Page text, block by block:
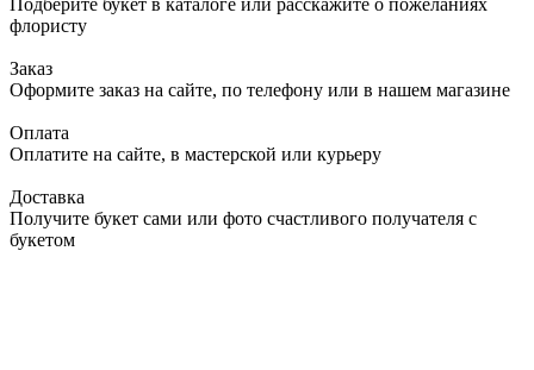
флористу
Заказ
Оформите заказ на сайте, по телефону или в нашем магазине
Оплата
Оплатите на сайте, в мастерской или курьеру
Доставка
Получите букет сами или фото счастливого получателя с
букетом